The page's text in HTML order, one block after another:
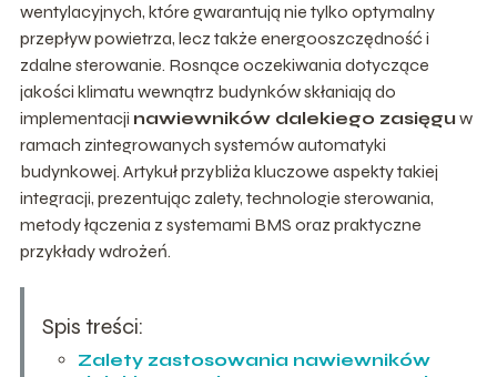
wentylacyjnych, które gwarantują nie tylko optymalny
przepływ powietrza, lecz także energooszczędność i
zdalne sterowanie. Rosnące oczekiwania dotyczące
jakości klimatu wewnątrz budynków skłaniają do
implementacji nawiewników dalekiego zasięgu w
ramach zintegrowanych systemów automatyki
budynkowej. Artykuł przybliża kluczowe aspekty takiej
integracji, prezentując zalety, technologie sterowania,
metody łączenia z systemami BMS oraz praktyczne
przykłady wdrożeń.
Spis treści:
Zalety zastosowania nawiewników